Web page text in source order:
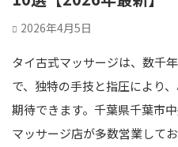
2026年4月5日
タイ古式マッサージは、数千
で、独特の手技と指圧により
期待できます。千葉県千葉市
マッサージ店が多数営業して